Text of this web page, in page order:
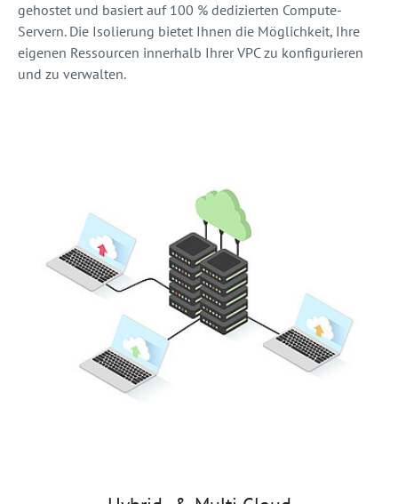
gehostet und basiert auf 100 % dedizierten Compute-
Servern. Die Isolierung bietet Ihnen die Möglichkeit, Ihre
eigenen Ressourcen innerhalb Ihrer VPC zu konfigurieren
und zu verwalten.